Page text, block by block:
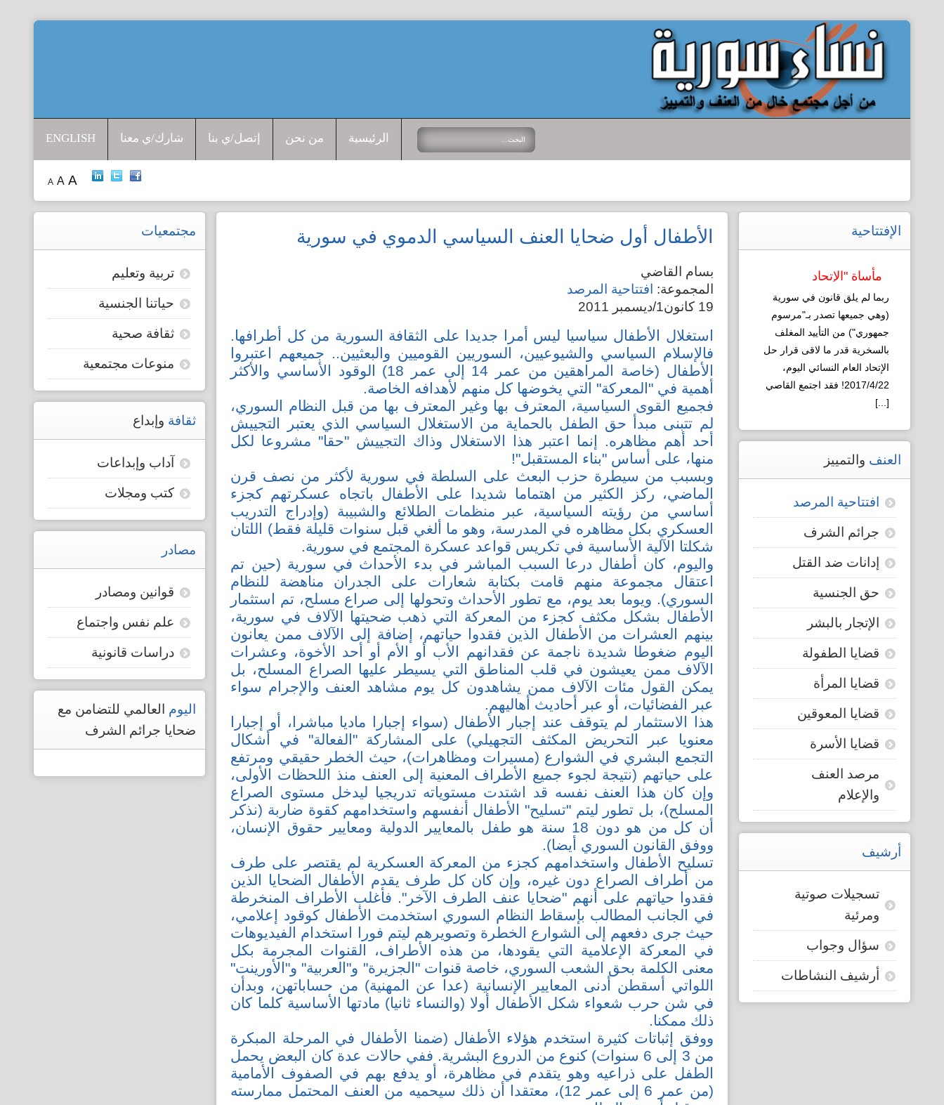
قضايا الأسرة
ENGLISH شارك/ي معنا إتصل/ي بنا من نحن الرئيسية
A A A
الأطفال أول ضحايا العنف السياسي الدموي في سورية
بسام القاضي
المجموعة: افتتاحية المرصد
19 كانون1/ديسمبر 2011
استغلال الأطفال سياسيا ليس أمرا جديدا على الثقافة السورية من كل أطرافها.
فالإسلام السياسي والشيوعيين، السوريين القوميين والبعثيين.. جميعهم اعتبروا
الأطفال (خاصة المراهقين من عمر 14 إلى عمر 18) الوقود الأساسي والأكثر
أهمية في "المعركة" التي يخوضها كل منهم لأهدافه الخاصة.
فجميع القوى السياسية، المعترف بها وغير المعترف بها من قبل النظام السوري،
لم تتبنى مبدأ حق الطفل بالحماية من الاستغلال السياسي الذي يعتبر التجييش
أحد أهم مظاهره. إنما اعتبر هذا الاستغلال وذاك التجييش "حقا" مشروعا لكل
منها، على أساس "بناء المستقبل"!
وبسبب من سيطرة حزب البعث على السلطة في سورية لأكثر من نصف قرن
الماضي، ركز الكثير من اهتماما شديدا على الأطفال باتجاه عسكرتهم كجزء
أساسي من رؤيته السياسية، عبر منظمات الطلائع والشبيبة (وإدراج التدريب
العسكري بكل مظاهره في المدرسة، وهو ما ألغي قبل سنوات قليلة فقط) اللتان
شكلتا الآلية الأساسية في تكريس قواعد عسكرة المجتمع في سورية.
واليوم، كان أطفال درعا السبب المباشر في بدء الأحداث في سورية (حين تم
اعتقال مجموعة منهم قامت بكتابة شعارات على الجدران مناهضة للنظام
السوري). ويوما بعد يوم، مع تطور الأحداث وتحولها إلى صراع مسلح، تم استثمار
الأطفال بشكل مكثف كجزء من المعركة التي ذهب ضحيتها الآلاف في سورية،
بينهم العشرات من الأطفال الذين فقدوا حياتهم، إضافة إلى الآلاف ممن يعانون
اليوم ضغوطا شديدة ناجمة عن فقدانهم الأب أو الأم أو أحد الأخوة، وعشرات
الآلاف ممن يعيشون في قلب المناطق التي يسيطر عليها الصراع المسلح، بل
يمكن القول مئات الآلاف ممن يشاهدون كل يوم مشاهد العنف والإجرام سواء
عبر الفضائيات، أو عبر أحاديث أهاليهم.
هذا الاستثمار لم يتوقف عند إجبار الأطفال (سواء إجبارا ماديا مباشرا، أو إجبارا
معنويا عبر التحريض المكثف التجهيلي) على المشاركة "الفعالة" في أشكال
التجمع البشري في الشوارع (مسيرات ومظاهرات)، حيث الخطر حقيقي ومرتفع
على حياتهم (نتيجة لجوء جميع الأطراف المعنية إلى العنف منذ اللحظات الأولى،
وإن كان هذا العنف نفسه قد اشتدت مستوياته تدريجيا ليدخل مستوى الصراع
المسلح)، بل تطور ليتم "تسليح" الأطفال أنفسهم واستخدامهم كقوة ضاربة (نذكر
أن كل من هو دون 18 سنة هو طفل بالمعايير الدولية ومعايير حقوق الإنسان،
ووفق القانون السوري أيضا).
تسليح الأطفال واستخدامهم كجزء من المعركة العسكرية لم يقتصر على طرف
من أطراف الصراع دون غيره، وإن كان كل طرف يقدم الأطفال الضحايا الذين
فقدوا حياتهم على أنهم "ضحايا عنف الطرف الآخر". فأغلب الأطراف المنخرطة
في الجانب المطالب بإسقاط النظام السوري استخدمت الأطفال كوقود إعلامي،
حيث جرى دفعهم إلى الشوارع الخطرة وتصويرهم ليتم فورا استخدام الفيديوهات
في المعركة الإعلامية التي يقودها، من هذه الأطراف، القنوات المجرمة بكل
معنى الكلمة بحق الشعب السوري، خاصة قنوات "الجزيرة" و"العربية" و"الأورينت"
اللواتي أسقطن أدنى المعايير الإنسانية (عدا عن المهنية) من حساباتهن، وبدأن
في شن حرب شعواء شكل الأطفال أولا (والنساء ثانيا) مادتها الأساسية كلما كان
ذلك ممكنا.
ووفق إثباتات كثيرة استخدم هؤلاء الأطفال (ضمنا الأطفال في المرحلة المبكرة
من 3 إلى 6 سنوات) كنوع من الدروع البشرية. ففي حالات عدة كان البعض يحمل
الطفل على ذراعيه وهو يتقدم في مظاهرة، أو يدفع بهم في الصفوف الأمامية
(من عمر 6 إلى عمر 12)، معتقدا أن ذلك سيحميه من العنف المحتمل ممارسته
مجتمعيات
تربية وتعليم
حياتنا الجنسية
ثقافة صحية
منوعات مجتمعية
ثقافة وإبداع
آداب وإبداعات
كتب ومجلات
مصادر
قوانين ومصادر
علم نفس واجتماع
دراسات قانونية
اليوم
العالمي للتضامن مع
ضحايا جرائم الشرف
الإفتتاحية
مأساة "الإتحاد
النسائي": نموذج
العقلية السورية
لـ"التطوير"!
ربما لم يلق قانون في سورية
(وهي جميعها تصدر بـ"مرسوم
جمهوري") من التأييد المغلف
بالسخرية قدر ما لاقى قرار حل
الإتحاد العام النسائي اليوم،
2017/4/22! فقد اجتمع القاصي
[...]
Read more...
العنف والتمييز
افتتاحية المرصد
جرائم الشرف
إدانات ضد القتل
حق الجنسية
الإتجار بالبشر
قضايا الطفولة
قضايا المرأة
قضايا المعوقين
قضايا الأسرة
مرصد العنف
والإعلام
أرشيف
تسجيلات صوتية
ومرئية
سؤال وجواب
أرشيف النشاطات